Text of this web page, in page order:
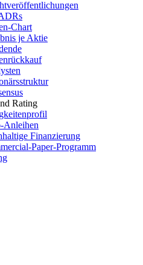
Chart
je Aktie
Rating
Anleihen
Finanzierung
Paper-Programm